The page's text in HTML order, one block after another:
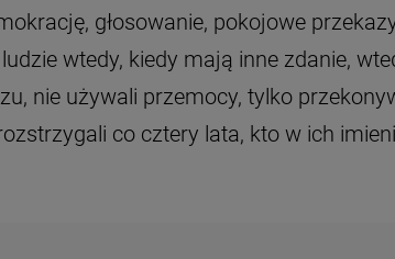
głosowanie, pokojowe
wtedy, kiedy mają inne zdanie,
nie używali przemocy, tylko
co cztery lata, kto w ich